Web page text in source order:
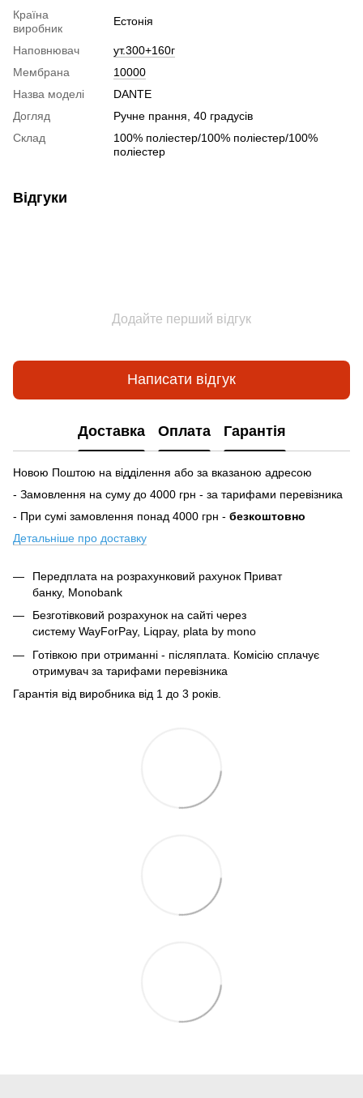
Країна
виробник
Естонія
Наповнювач
ут.300+160г
Мембрана
10000
Назва моделі
DANTE
Догляд
Ручне прання, 40 градусів
Склад
100% поліестер/100% поліестер/100%
поліестер
Відгуки
Додайте перший відгук
Написати відгук
Доставка Оплата Гарантія
Новою Поштою на відділення або за вказаною адресою
- Замовлення на суму до 4000 грн - за тарифами перевізника
- При сумі замовлення понад 4000 грн - безкоштовно
Детальніше про доставку
Передплата на розрахунковий рахунок Приват
банку, Monobank
Безготівковий розрахунок на сайті через
систему WayForPay, Liqpay, plata by mono
Готівкою при отриманні - післяплата. Комісію сплачує
отримувач за тарифами перевізника
Гарантія від виробника від 1 до 3 років.